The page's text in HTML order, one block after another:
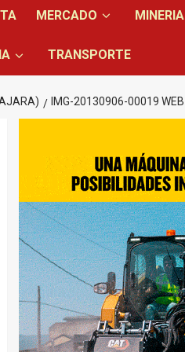
MERCADO MINERIA
TRANSPORTE
IMG-20130906-00019 WEB